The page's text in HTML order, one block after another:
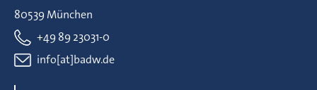
80539 München
+49 89 23031-0
info[at]badw.de